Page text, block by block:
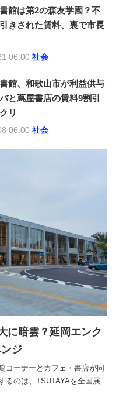
館は第2の森友学園？不
きされた賃料、裏で市長
06:00 社会
館、和歌山市が利益供与
と蔦屋書店の賃料9割引
リ
06:00 社会
に暗雲？延岡エンク
ジ
コーナーとカフェ・書店が同
るのは、TSUTAYAを全国展